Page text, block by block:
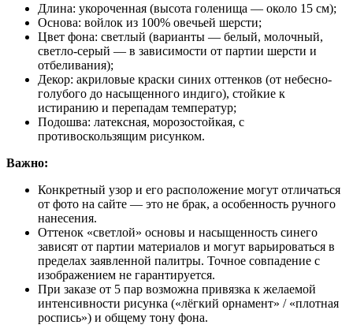
Длина: укороченная (высота голенища — около 15 см);
Основа: войлок из 100% овечьей шерсти;
Цвет фона: светлый (варианты — белый, молочный,
светло-серый — в зависимости от партии шерсти и
отбеливания);
Декор: акриловые краски синих оттенков (от небесно-
голубого до насыщенного индиго), стойкие к
истиранию и перепадам температур;
Подошва: латексная, морозостойкая, с
противоскользящим рисунком.
Важно:
Конкретный узор и его расположение могут отличаться
от фото на сайте — это не брак, а особенность ручного
нанесения.
Оттенок «светлой» основы и насыщенность синего
зависят от партии материалов и могут варьироваться в
пределах заявленной палитры. Точное совпадение с
изображением не гарантируется.
При заказе от 5 пар возможна привязка к желаемой
интенсивности рисунка («лёгкий орнамент» / «плотная
роспись») и общему тону фона.